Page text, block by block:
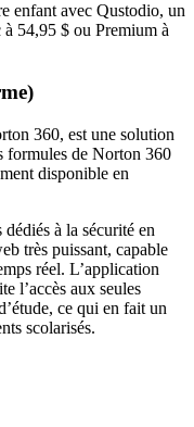
enfant avec Qustodio, un
54,95 $ ou Premium à
360, est une solution
formules de Norton 360
disponible en
à la sécurité en
très puissant, capable
réel. L’application
l’accès aux seules
ce qui en fait un
scolarisés.